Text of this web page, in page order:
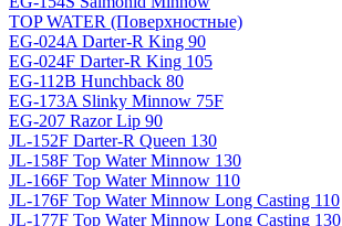
TOP WATER (Поверхностные)
EG-024A Darter-R King 90
EG-024F Darter-R King 105
EG-112B Hunchback 80
EG-173A Slinky Minnow 75F
EG-207 Razor Lip 90
JL-152F Darter-R Queen 130
JL-158F Top Water Minnow 130
JL-166F Top Water Minnow 110
JL-176F Top Water Minnow Long Casting 110
JL-177F Top Water Minnow Long Casting 130